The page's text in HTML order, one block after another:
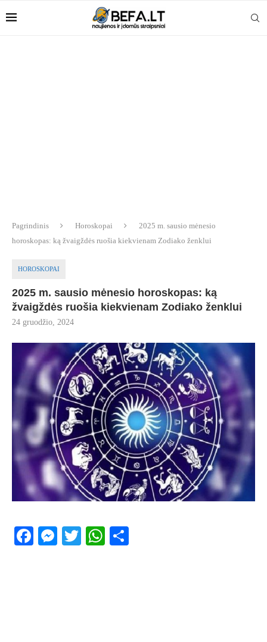
Pagrindinis Horoskopai
2025 m. sausio mėnesio
horoskopas: ką žvaigždės ruošia kiekvienam Zodiako ženklui
HOROSKOPAI
2025 m. sausio mėnesio horoskopas: ką
žvaigždės ruošia kiekvienam Zodiako ženklui
24 gruodžio, 2024
Facebook
Messenger
TwitterWhatsApp